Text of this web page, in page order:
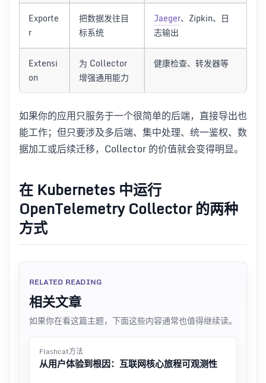
Exporte
r
把数据发往目
标系统
Jaeger、Zipkin、日
志输出
Extensi
on
为 Collector
增强通用能力
健康检查、转发器等
如果你的应用只服务于一个很简单的后端，直接导出也
能工作；但只要涉及多后端、集中处理、统一鉴权、数
据加工或后续迁移，Collector 的价值就会变得明显。
在 Kubernetes 中运行
OpenTelemetry Collector 的两种
方式
RELATED READING
相关文章
如果你在看这篇主题，下面这些内容通常也值得继续读。
Flashcat方法
从用户体验到根因：互联网核心旅程可观测性